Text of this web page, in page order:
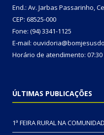
End.: Av. Jarbas Passarinho,
CEP: 68525-000
Fone: (94) 3341-1125
E-mail:
Horário de atendimento: 07:30
ÚLTIMAS PUBLICAÇÕES
1ª FEIRA RURAL NA